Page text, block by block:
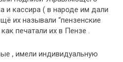
и кассира ( в народе им дали
их называли “пензенские
печатали их в Пензе .
, имели индивидуальную